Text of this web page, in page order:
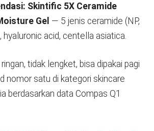
Skintific 5X Ceramide
Gel — 5 jenis ceramide (NP,
hyaluronic acid, centella asiatica.
tidak lengket, bisa dipakai pagi
nomor satu di kategori skincare
berdasarkan data Compas Q1